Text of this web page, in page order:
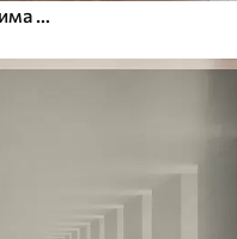
Биљке у саксијама са беж тоновима испред апстрактних лукова, минималистички стил, елегантна и чиста, неутрална позадина